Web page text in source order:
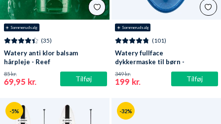
☀️ Sommerudsalg
Tilføj
(35)
Watery anti klor balsam
hårpleje - Reef
69,95 kr.
85 kr.
☀️ Sommerudsalg
Tilføj
(101)
Watery fullface
dykkermaske til børn -
Oxygen - Atlantic Blue
199 kr.
349 kr.
-5% -32%